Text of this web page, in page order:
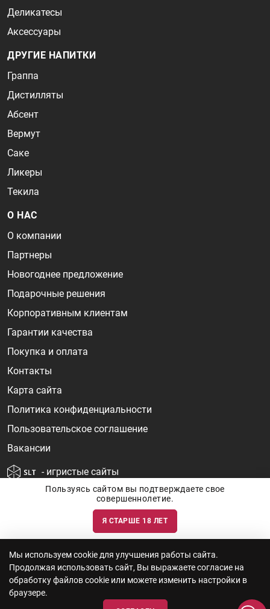
Деликатесы
Аксессуары
ДРУГИЕ НАПИТКИ
Граппа
Дистилляты
Абсент
Вермут
Саке
Ликеры
Текила
О НАС
О компании
Партнеры
Новогоднее предложение
Подарочные решения
Корпоративным клиентам
Гарантии качества
Покупка и оплата
Контакты
Карта сайта
Политика конфиденциальности
Пользовательское соглашение
Вакансии
- игристые сайты
Информация о ценах и наличии товаров носит ознакомительный
характер и может быть не точной. Цены на импортные товары особенно
актуальности наличия товаров и цен вы так же можете уточнить по
телефону+7 (812) 715 06-66с 11-22 ежедневно.
ООО "Винум" ИНН 7814473915, Лицензия на торговлю алкоголем: №
серия 78АА №0012735, регистрационный номер 78РПА000752 от
12.10.2023 действует по 11.10.2028
Пользуясь сайтом вы подтверждаете свое
совершеннолетие.
Я СТАРШЕ 18 ЛЕТ
Мы используем cookie для улучшения работы сайта.
Продолжая использовать сайт, Вы выражаете согласие на
обработку файлов cookie или можете изменить настройки в
браузере.